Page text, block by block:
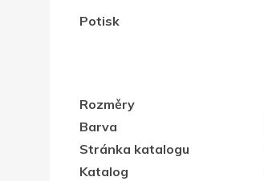
Potisk
Rozměry
Barva
Stránka katalogu
Katalog